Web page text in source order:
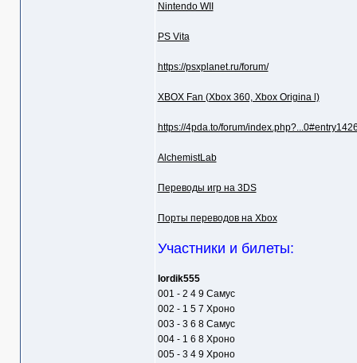
Nintendo WII
PS Vita
https://psxplanet.ru/forum/
XBOX Fan (Xbox 360, Xbox Origina l)
https://4pda.to/forum/
AlchemistLab
Переводы игр на 3DS
Порты переводов на Xbox
Участники и билеты:
lordik555
001 - 2 4 9 Самус
002 - 1 5 7 Хроно
003 - 3 6 8 Самус
004 - 1 6 8 Хроно
005 - 3 4 9 Хроно